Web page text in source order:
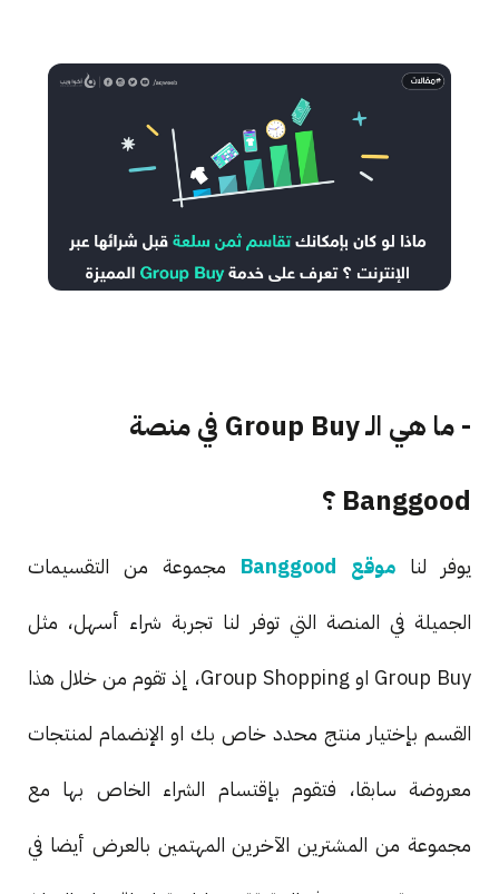
- ما هي الـ Group Buy في منصة
Banggood ؟
يوفر لنا موقع Banggood
مجموعة من التقسيمات
الجميلة في المنصة التي توفر لنا تجربة شراء أسهل، مثل
Group Buy او Group Shopping، إذ تقوم من خلال هذا
القسم بإختيار منتج محدد خاص بك او الإنضمام لمنتجات
معروضة سابقا، فتقوم بإقتسام الشراء الخاص بها مع
مجموعة من المشترين الآخرين المهتمين بالعرض أيضا في